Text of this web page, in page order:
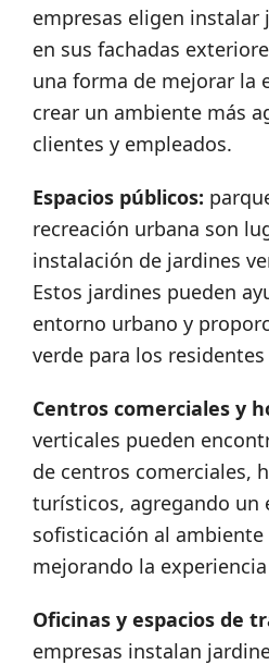
empresas eligen instalar
en sus fachadas
una forma de mejorar la
crear un ambiente más
clientes y empleados.
Espacios públicos:
recreación urbana son
instalación de jardines
Estos jardines pueden
entorno urbano y
verde para los
Centros comerciales y
verticales pueden
de centros comerciales,
turísticos, agregando un
sofisticación al
mejorando la
Oficinas y espacios de
empresas instalan